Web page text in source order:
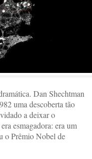
Dan Shechtman
uma descoberta tão
a deixar o
esmagadora: era um
o Prêmio Nobel de